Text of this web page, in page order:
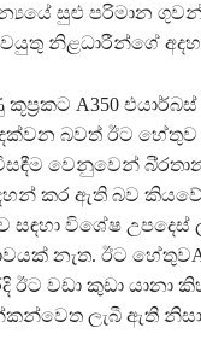
සුළු පරිමාන
නිළධාරීන්ගේ
A350
බවත් ඊට
වෙනුවෙන්
කර ඇති බව
විශේෂ උපදෙස්
නැත. ඊට
වඩා කුඩා යානා
ලැබී ඇති